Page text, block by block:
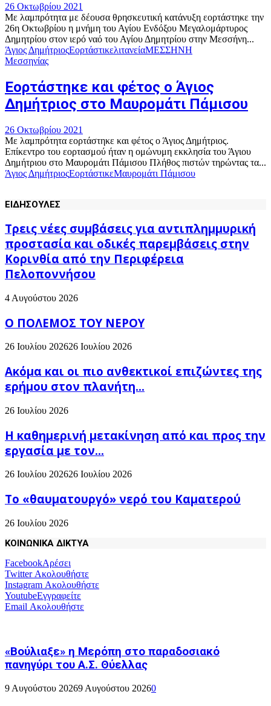
26 Οκτωβρίου 2021
Με λαμπρότητα με δέουσα θρησκευτική κατάνυξη εορτάστηκε την
26η Οκτωβρίου η μνήμη του Αγίου Ενδόξου Μεγαλομάρτυρος
Δημητρίου στον ιερό ναό του Αγίου Δημητρίου στην Μεσσήνη...
Άγιος ΔημήτριοςΕορτάστικελιτανείαΜΕΣΣΗΝΗ
Μεσσηνίας
Εορτάστηκε και φέτος ο Άγιος
Δημήτριος στο Μαυρομάτι Πάμισου
26 Οκτωβρίου 2021
Με λαμπρότητα εορτάστηκε και φέτος ο Άγιος Δημήτριος.
Επίκεντρο του εορτασμού ήταν η ομώνυμη εκκλησία του Άγιου
Δημήτριου στο Μαυρομάτι Πάμισου Πλήθος πιστών τηρώντας τα...
Άγιος ΔημήτριοςΕορτάστικεΜαυρομάτι Πάμισου
ΕΙΔΗΣΟΥΛΕΣ
Τρεις νέες συμβάσεις για αντιπλημμυρική
προστασία και οδικές παρεμβάσεις στην
Κορινθία από την Περιφέρεια
Πελοποννήσου
4 Αυγούστου 2026
Ο ΠΟΛΕΜΟΣ ΤΟΥ ΝΕΡΟΥ
26 Ιουλίου 202626 Ιουλίου 2026
Ακόμα και οι πιο ανθεκτικοί επιζώντες της
ερήμου στον πλανήτη...
26 Ιουλίου 2026
H καθημερινή μετακίνηση από και προς την
εργασία με τον...
26 Ιουλίου 202626 Ιουλίου 2026
Το «θαυματουργό» νερό του Καματερού
26 Ιουλίου 2026
ΚΟΙΝΩΝΙΚΑ ΔΙΚΤΥΑ
FacebookΑρέσει
TwitterΑκολουθήστε
Instagram Ακολουθήστε
YoutubeΕγγραφείτε
Email Ακολουθήστε
«Βούλιαξε» η Μερόπη στο παραδοσιακό
πανηγύρι του Α.Σ. Θύελλας
9 Αυγούστου 20269 Αυγούστου 20260